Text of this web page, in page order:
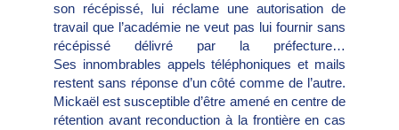
son récépissé, lui réclame une autorisation de
travail que l’académie ne veut pas lui fournir sans
récépissé délivré par la préfecture…
Ses innombrables appels téléphoniques et mails
restent sans réponse d’un côté comme de l’autre.
Mickaël est susceptible d’être amené en centre de
rétention avant reconduction à la frontière en cas